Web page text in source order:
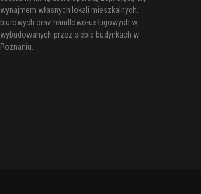
wynajmem własnych lokali mieszkalnych,
biurowych oraz handlowo-usługowych w
wybudowanych przez siebie budynkach w
Poznaniu.